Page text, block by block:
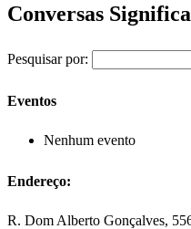
Conversas
Pesquisar por:
Eventos
Nenhum evento
Endereço:
R. Dom Alberto Gonçalves,